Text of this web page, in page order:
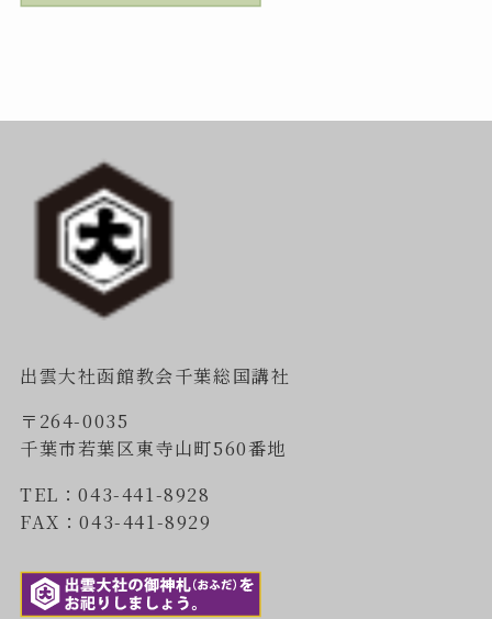
出雲大社函館教会千葉総国講社
〒264-0035
千葉市若葉区東寺山町560番地
TEL：043-441-8928
FAX：043-441-8929